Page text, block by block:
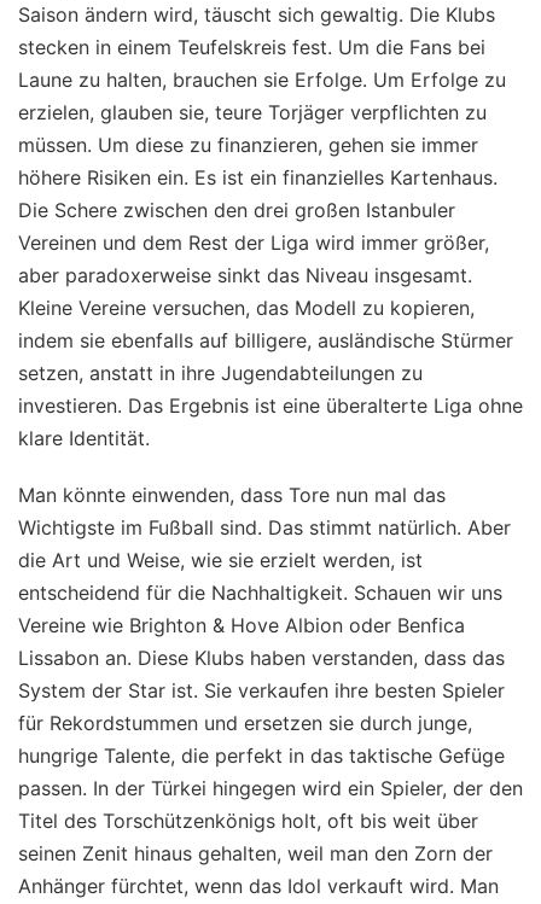
Saison ändern wird, täuscht sich gewaltig. Die Klubs
stecken in einem Teufelskreis fest. Um die Fans bei
Laune zu halten, brauchen sie Erfolge. Um Erfolge zu
erzielen, glauben sie, teure Torjäger verpflichten zu
müssen. Um diese zu finanzieren, gehen sie immer
höhere Risiken ein. Es ist ein finanzielles Kartenhaus.
Die Schere zwischen den drei großen Istanbuler
Vereinen und dem Rest der Liga wird immer größer,
aber paradoxerweise sinkt das Niveau insgesamt.
Kleine Vereine versuchen, das Modell zu kopieren,
indem sie ebenfalls auf billigere, ausländische Stürmer
setzen, anstatt in ihre Jugendabteilungen zu
investieren. Das Ergebnis ist eine überalterte Liga ohne
klare Identität.
Man könnte einwenden, dass Tore nun mal das
Wichtigste im Fußball sind. Das stimmt natürlich. Aber
die Art und Weise, wie sie erzielt werden, ist
entscheidend für die Nachhaltigkeit. Schauen wir uns
Vereine wie Brighton & Hove Albion oder Benfica
Lissabon an. Diese Klubs haben verstanden, dass das
System der Star ist. Sie verkaufen ihre besten Spieler
für Rekordstummen und ersetzen sie durch junge,
hungrige Talente, die perfekt in das taktische Gefüge
passen. In der Türkei hingegen wird ein Spieler, der den
Titel des Torschützenkönigs holt, oft bis weit über
seinen Zenit hinaus gehalten, weil man den Zorn der
Anhänger fürchtet, wenn das Idol verkauft wird. Man